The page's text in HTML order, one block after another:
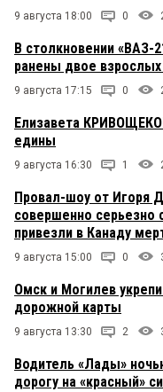
9 августа 18:00 0
В столкновении «ВАЗ-
ранены двое
9 августа 17:15 0
Елизавета
едины
9 августа 16:30 1
Провал-шоу от Игоря
совершенно серьезно
привезли в Канаду
9 августа 15:00 0
Омск и Могилев
дорожной карты
9 августа 13:30 2
Водитель «Лады»
дорогу на «красный»